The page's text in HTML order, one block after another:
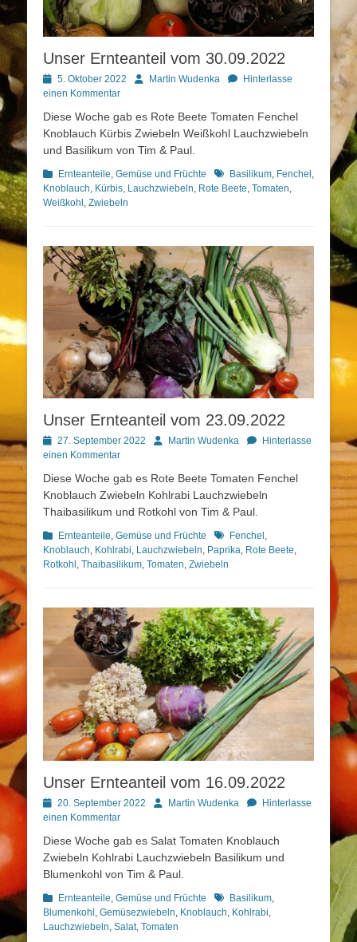
Unser Ernteanteil vom 30.09.2022
Posted
on
5. Oktober 2022 AutorMartin Wudenka
Hinterlasse
einen Kommentar
Diese Woche gab es Rote Beete Tomaten Fenchel
Knoblauch Kürbis Zwiebeln Weißkohl Lauchzwiebeln
und Basilikum von Tim & Paul.
Kategorien
Ernteanteile, Gemüse und Früchte Schlagworte
Basilikum, Fenchel ,
Knoblauch, Kürbis, Lauchzwiebeln, Rote Beete, Tomaten,
Weißkohl , Zwiebeln
Unser Ernteanteil vom 23.09.2022
Posted
on
27. September 2022 AutorMartin Wudenka
Hinterlasse
einen Kommentar
Diese Woche gab es Rote Beete Tomaten Fenchel
Knoblauch Zwiebeln Kohlrabi Lauchzwiebeln
Thaibasilikum und Rotkohl von Tim & Paul.
Kategorien
Ernteanteile, Gemüse und Früchte Schlagworte
Fenchel ,
Knoblauch, Kohlrabi, Lauchzwiebeln, Paprika, Rote Beete,
Rotkohl , Thaibasilikum, Tomaten, Zwiebeln
Unser Ernteanteil vom 16.09.2022
Posted
on
20. September 2022 AutorMartin Wudenka
Hinterlasse
einen Kommentar
Diese Woche gab es Salat Tomaten Knoblauch
Zwiebeln Kohlrabi Lauchzwiebeln Basilikum und
Blumenkohl von Tim & Paul.
Kategorien
Ernteanteile Gemüse und Früchte Schlagworte
Basilikum
Blumenkohl Gemüsezwiebeln Knoblauch Kohlrabi
Lauchzwiebeln Salat, Tomaten